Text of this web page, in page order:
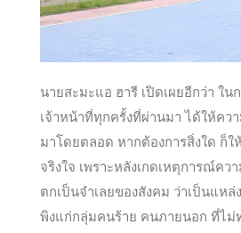
นายสะมะแอ ฮารี เปิดเผยอีกว่า ใ
เจ้าหน้าที่ทุกครั้งที่ผ่านมา ได้ให้คว
มาโดยตลอด หากต้องการสิ่งใด ก็
จริงใจ เพราะหลังเกดเหตุการณ์คว
ตกเป็นจำเลยของสังคม ว่าเป็นแห
พิงแก่กลุ่มคนร้าย คนภายนอก ที่ไม่